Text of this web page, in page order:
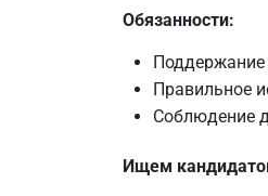
Обязанности:
Поддержание
Правильное
Соблюдение
Ищем